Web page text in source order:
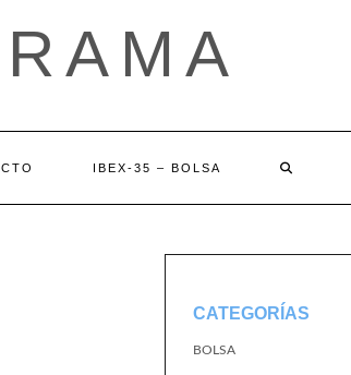
IBEX-35 – BOLSA
CATEGORÍAS
BOLSA